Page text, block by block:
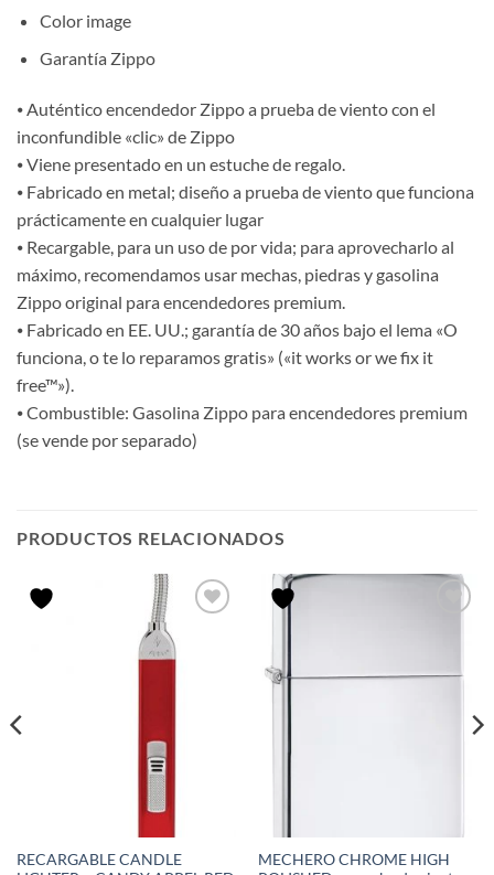
Color image
Garantía Zippo
⦁ Auténtico encendedor Zippo a prueba de viento con el
inconfundible «clic» de Zippo
⦁ Viene presentado en un estuche de regalo.
⦁ Fabricado en metal; diseño a prueba de viento que funciona
prácticamente en cualquier lugar
⦁ Recargable, para un uso de por vida; para aprovecharlo al
máximo, recomendamos usar mechas, piedras y gasolina
Zippo original para encendedores premium.
⦁ Fabricado en EE. UU.; garantía de 30 años bajo el lema «O
funciona, o te lo reparamos gratis» («it works or we fix it
free™»).
⦁ Combustible: Gasolina Zippo para encendedores premium
(se vende por separado)
PRODUCTOS RELACIONADOS
RECARGABLE CANDLE
MECHERO CHROME HIGH